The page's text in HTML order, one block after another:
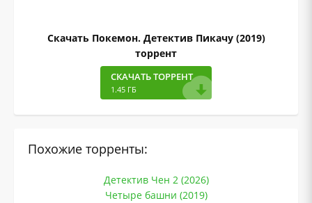
Скачать Покемон. Детектив Пикачу (2019)
торрент
СКАЧАТЬ ТОРРЕНТ
1.45 ГБ
Похожие торренты:
Детектив Чен 2 (2026)
Четыре башни (2019)